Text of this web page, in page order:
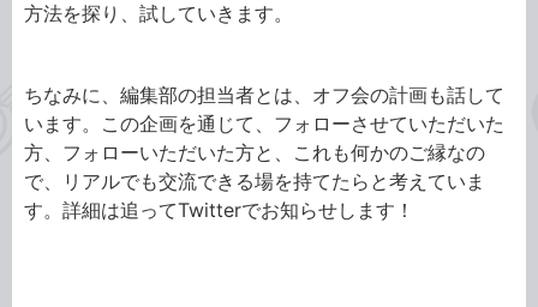
方法を探り、試していきます。
ちなみに、編集部の担当者とは、オフ会の計画も話して
います。この企画を通じて、フォローさせていただいた
方、フォローいただいた方と、これも何かのご縁なの
で、リアルでも交流できる場を持てたらと考えていま
す。詳細は追ってTwitterでお知らせします！